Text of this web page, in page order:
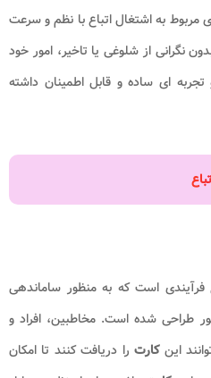
به اشتغال اتباع با نظم و سرعت
نگرانی از شلوغی یا تاخیر، امور خود
ای ساده و قابل اطمینان داشته
فرآیندی است که به منظور ساماندهی
طراحی شده است. مخاطبین، افراد و
اینکارترا دریافت کنند تا امکان